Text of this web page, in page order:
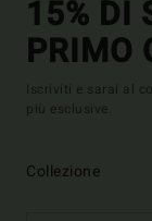
15% DI
PRIMO
Iscriviti e sarai al
più esclusive.
Collezione